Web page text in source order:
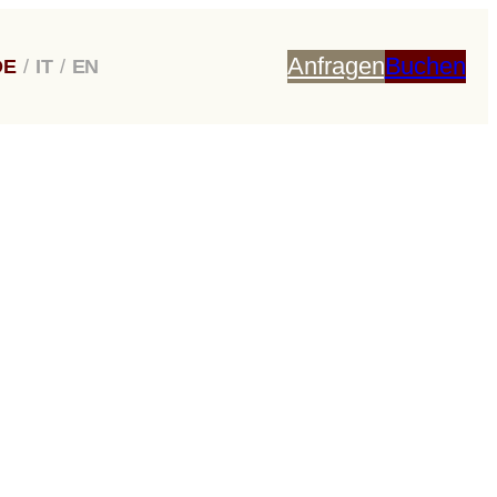
/ IT / EN AnfragenBuchen